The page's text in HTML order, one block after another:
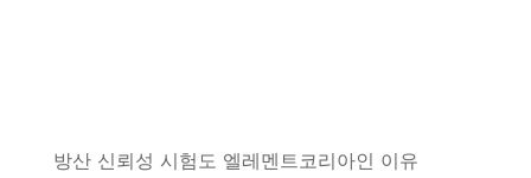
방산 신뢰성 시험도 엘레멘트코리아인 이유